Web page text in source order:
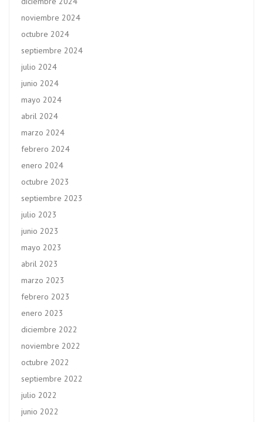
noviembre 2024
octubre 2024
septiembre 2024
julio 2024
junio 2024
mayo 2024
abril 2024
marzo 2024
febrero 2024
enero 2024
octubre 2023
septiembre 2023
julio 2023
junio 2023
mayo 2023
abril 2023
marzo 2023
febrero 2023
enero 2023
diciembre 2022
noviembre 2022
octubre 2022
septiembre 2022
julio 2022
junio 2022